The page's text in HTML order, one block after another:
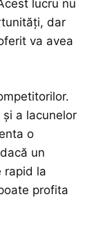
lucru nu
dar
va avea
a lacunelor
o
un
rapid la
profita